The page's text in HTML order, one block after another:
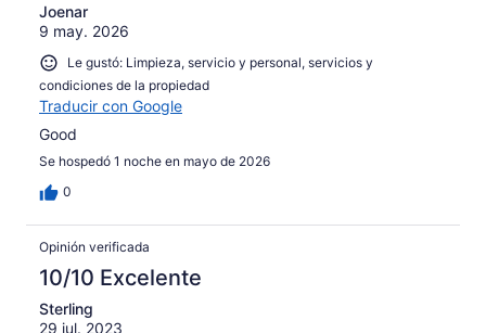
Joenar
9 may. 2026
Le gustó: Limpieza, servicio y personal, servicios y
condiciones de la propiedad
Traducir con Google
Good
Se hospedó 1 noche en mayo de 2026
0
Opinión verificada
10/10 Excelente
Sterling
29 jul. 2023